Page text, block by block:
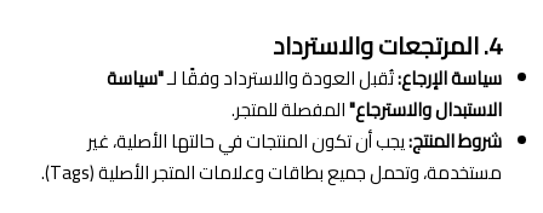
4. المرتجعات والاسترداد
سياسة الإرجاع:تُقبل العودة والاسترداد وفقًا لـ"سياسة
الاستبدال والاسترجاع"المفصلة للمتجر.
شروط المنتج:يجب أن تكون المنتجات في حالتها الأصلية، غير
مستخدمة، وتحمل جميع بطاقات وعلامات المتجر الأصلية (Tags).